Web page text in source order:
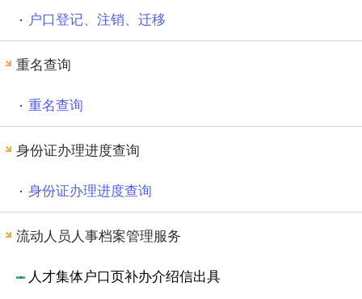
户口登记、注销、迁移
重名查询
重名查询
身份证办理进度查询
身份证办理进度查询
流动人员人事档案管理服务
人才集体户口页补办介绍信出具